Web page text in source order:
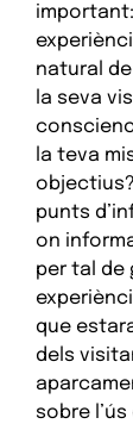
natural
la seva
la teva
punts
on
per tal de
que
dels
sobre